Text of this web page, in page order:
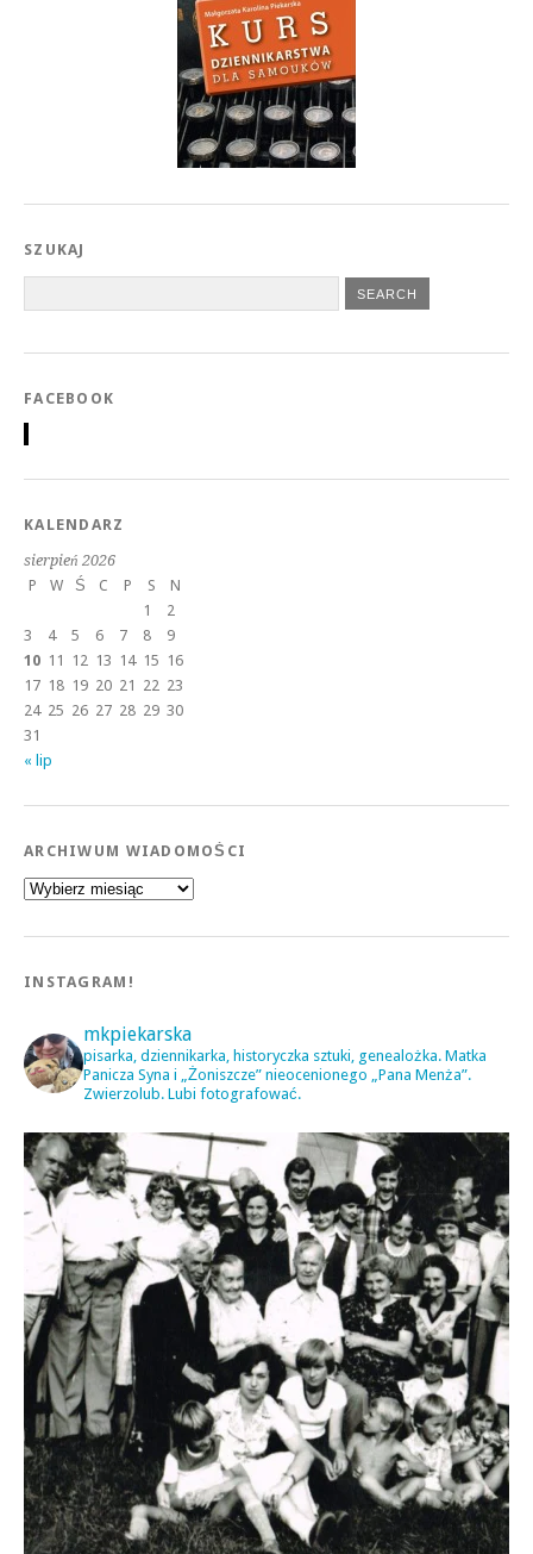
SZUKAJ
FACEBOOK
KALENDARZ
sierpień 2026
P
W Ś C P S
N
1
2
3
4 5 6 7 8
9
10 11 12 13 14 15 16
17 18 19 20 21 22 23
24 25 26 27 28 29 30
31
« lip
ARCHIWUM WIADOMOŚCI
Archiwum
wiadomości
INSTAGRAM!
mkpiekarska
pisarka, dziennikarka, historyczka sztuki, genealożka. Matka
Panicza Syna i „Żoniszcze” nieocenionego „Pana Menża”.
Zwierzolub. Lubi fotografować.